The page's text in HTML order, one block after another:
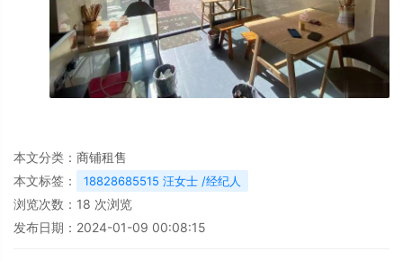
本文分类： 商铺租售
本文标签：
18828685515 汪女士 /经纪人
浏览次数： 18 次浏览
发布日期：2024-01-09 00:08:15